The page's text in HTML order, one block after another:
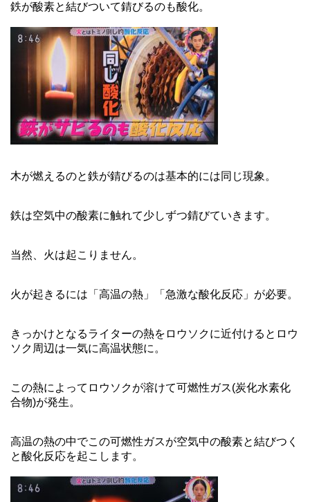
鉄が酸素と結びついて錆びるのも酸化。
木が燃えるのと鉄が錆びるのは基本的には同じ現象。
鉄は空気中の酸素に触れて少しずつ錆びていきます。
当然、火は起こりません。
火が起きるには「高温の熱」「急激な酸化反応」が必要。
きっかけとなるライターの熱をロウソクに近付けるとロウ
ソク周辺は一気に高温状態に。
この熱によってロウソクが溶けて可燃性ガス(炭化水素化
合物)が発生。
高温の熱の中でこの可燃性ガスが空気中の酸素と結びつく
と酸化反応を起こします。